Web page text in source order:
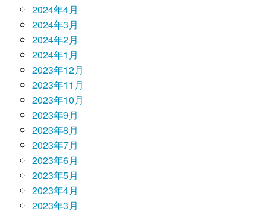
2024年4月
2024年3月
2024年2月
2024年1月
2023年12月
2023年11月
2023年10月
2023年9月
2023年8月
2023年7月
2023年6月
2023年5月
2023年4月
2023年3月